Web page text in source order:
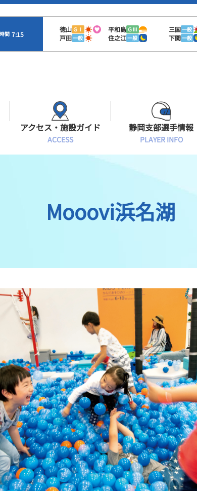
間 7:15
徳山 ＧⅠ 平和島 ＧⅢ 三国一般
戸田一般 住之江一般 下関一般
出目データ
全国最近5節
水面特性・進入コース別情報
アクセス・施設ガイド
ACCESS
有料席情報
外向発売所ウィンピア
Mooovi浜名湖
特別観覧施設ROKU浜名湖
静岡支部選手情報
PLAYER INFO
選手募集
レーサーズファ
Mooovi浜名湖